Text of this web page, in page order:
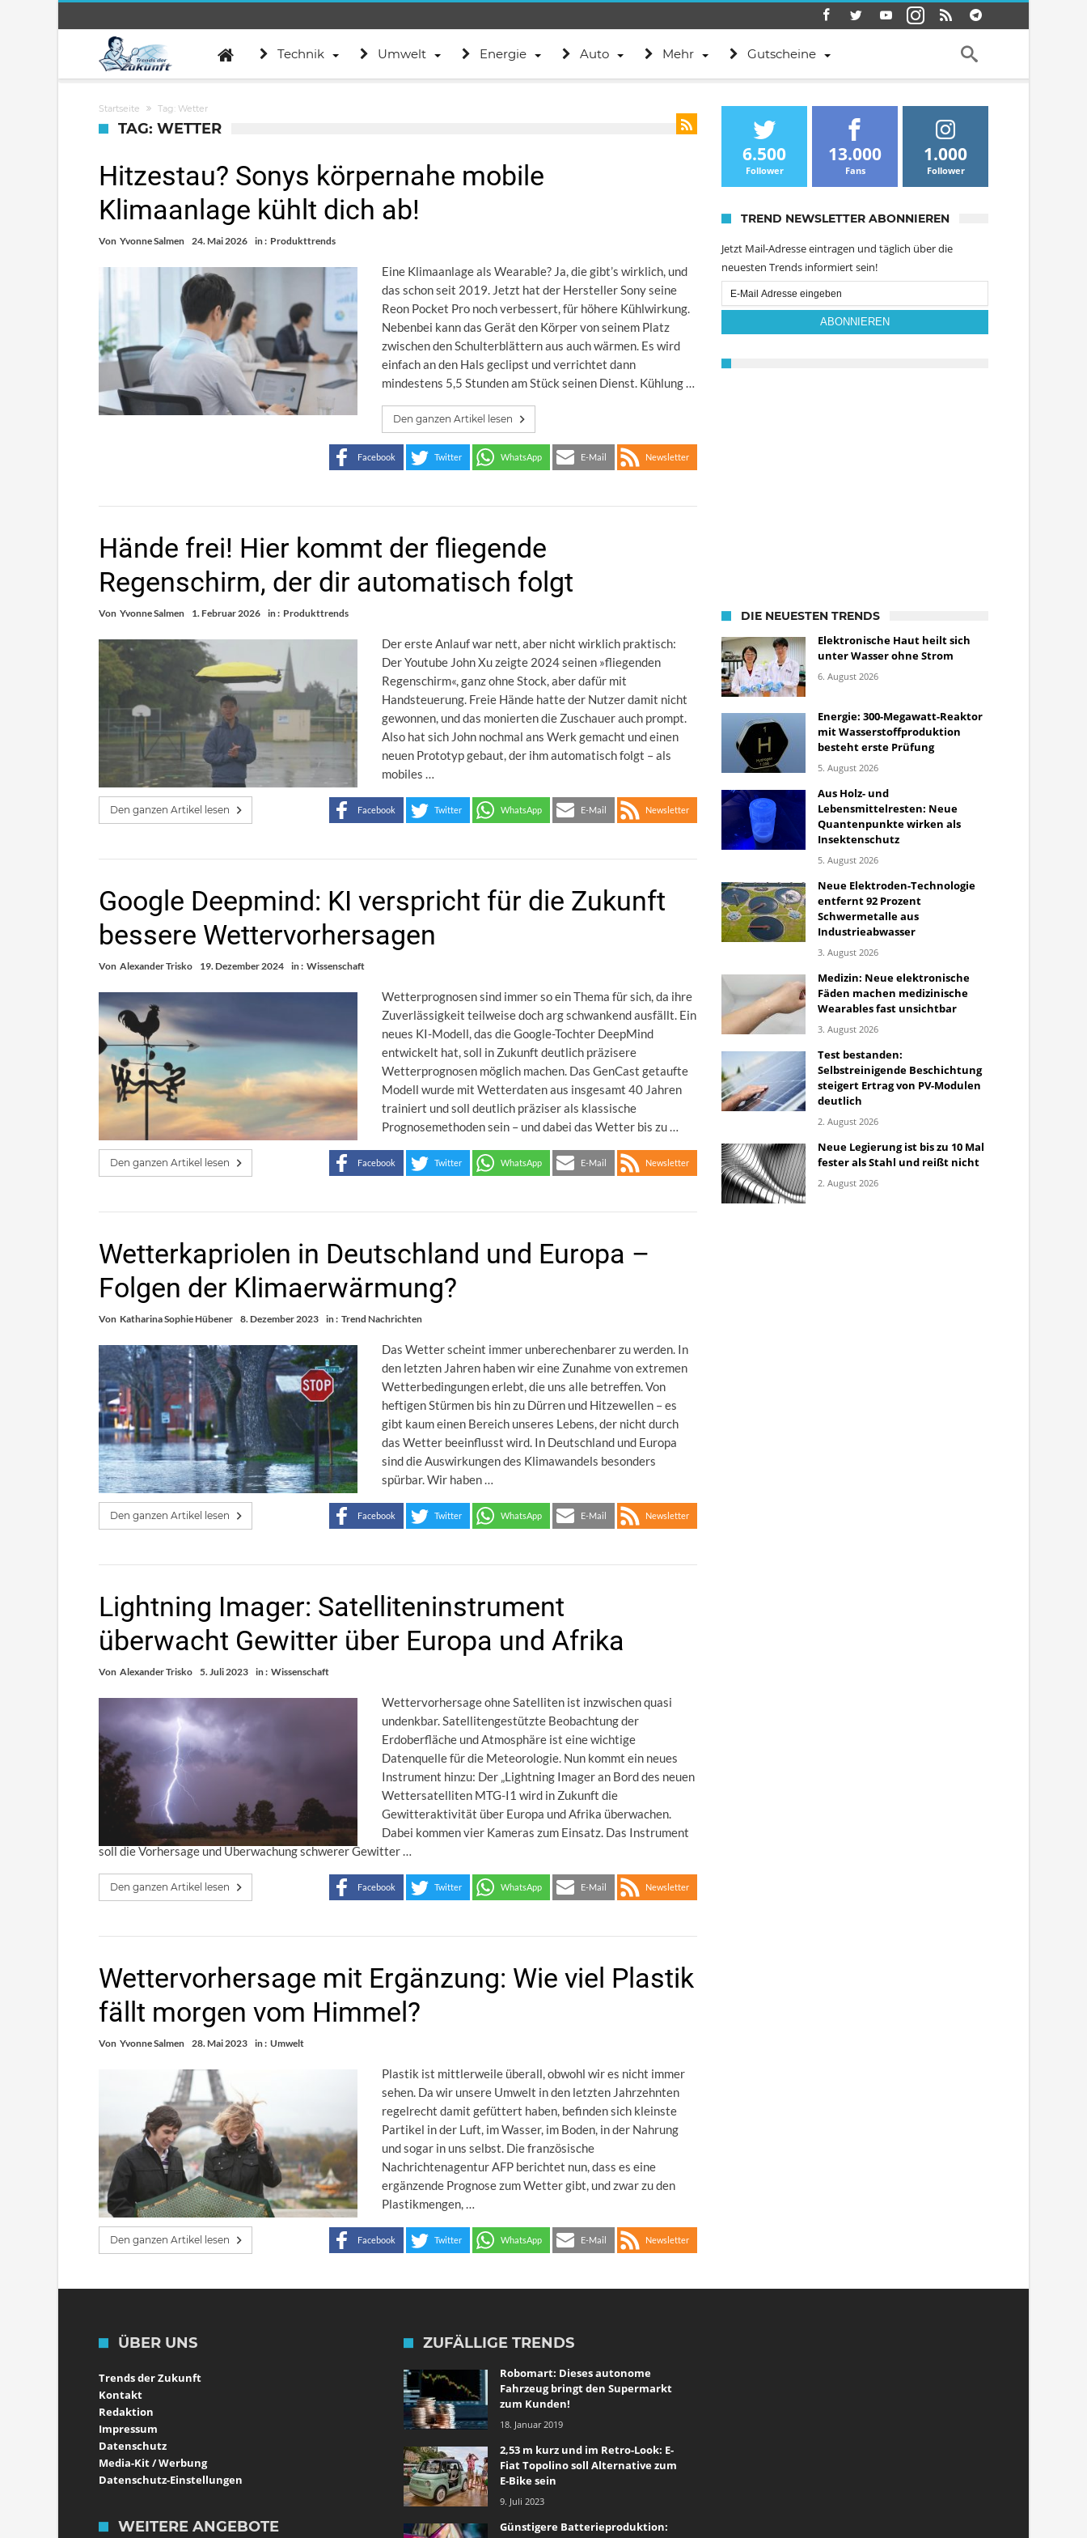
Technik Umwelt Energie Auto Mehr Gutscheine
Startseite Tag: Wetter
TAG: WETTER
Hitzestau? Sonys körpernahe mobile
Klimaanlage kühlt dich ab!
Von Yvonne Salmen 24. Mai 2026 in : Produkttrends
Eine Klimaanlage als Wearable? Ja, die gibt’s wirklich, und
das schon seit 2019. Jetzt hat der Hersteller Sony seine
Reon Pocket Pro noch verbessert, für höhere Kühlwirkung.
Nebenbei kann das Gerät den Körper von seinem Platz
zwischen den Schulterblättern aus auch wärmen. Es wird
einfach an den Hals geclipst und verrichtet dann
mindestens 5,5 Stunden am Stück seinen Dienst. Kühlung …
Den ganzen Artikel lesen
Facebook Twitter WhatsApp E-Mail Newsletter
Hände frei! Hier kommt der fliegende
Regenschirm, der dir automatisch folgt
Von Yvonne Salmen 1. Februar 2026 in : Produkttrends
Der erste Anlauf war nett, aber nicht wirklich praktisch:
Der Youtube John Xu zeigte 2024 seinen »fliegenden
Regenschirm«, ganz ohne Stock, aber dafür mit
Handsteuerung. Freie Hände hatte der Nutzer damit nicht
gewonnen, und das monierten die Zuschauer auch prompt.
Also hat sich John nochmal ans Werk gemacht und einen
neuen Prototyp gebaut, der ihm automatisch folgt – als
mobiles …
Den ganzen Artikel lesen Facebook Twitter WhatsApp E-Mail Newsletter
Google Deepmind: KI verspricht für die Zukunft
bessere Wettervorhersagen
Von Alexander Trisko 19. Dezember 2024 in : Wissenschaft
Wetterprognosen sind immer so ein Thema für sich, da ihre
Zuverlässigkeit teilweise doch arg schwankend ausfällt. Ein
neues KI-Modell, das die Google-Tochter DeepMind
entwickelt hat, soll in Zukunft deutlich präzisere
Wetterprognosen möglich machen. Das GenCast getaufte
Modell wurde mit Wetterdaten aus insgesamt 40 Jahren
trainiert und soll deutlich präziser als klassische
Prognosemethoden sein – und dabei das Wetter bis zu …
Den ganzen Artikel lesen Facebook Twitter WhatsApp E-Mail Newsletter
Wetterkapriolen in Deutschland und Europa –
Folgen der Klimaerwärmung?
Von Katharina Sophie Hübener 8. Dezember 2023 in : Trend Nachrichten
Das Wetter scheint immer unberechenbarer zu werden. In
den letzten Jahren haben wir eine Zunahme von extremen
Wetterbedingungen erlebt, die uns alle betreffen. Von
heftigen Stürmen bis hin zu Dürren und Hitzewellen – es
gibt kaum einen Bereich unseres Lebens, der nicht durch
das Wetter beeinflusst wird. In Deutschland und Europa
sind die Auswirkungen des Klimawandels besonders
spürbar. Wir haben …
Den ganzen Artikel lesen Facebook Twitter WhatsApp E-Mail Newsletter
Lightning Imager: Satelliteninstrument
überwacht Gewitter über Europa und Afrika
Von Alexander Trisko 5. Juli 2023 in : Wissenschaft
Wettervorhersage ohne Satelliten ist inzwischen quasi
undenkbar. Satellitengestützte Beobachtung der
Erdoberfläche und Atmosphäre ist eine wichtige
Datenquelle für die Meteorologie. Nun kommt ein neues
Instrument hinzu: Der „Lightning Imager an Bord des neuen
Wettersatelliten MTG-I1 wird in Zukunft die
Gewitteraktivität über Europa und Afrika überwachen.
Dabei kommen vier Kameras zum Einsatz. Das Instrument
soll die Vorhersage und Überwachung schwerer Gewitter …
Den ganzen Artikel lesen Facebook Twitter WhatsApp E-Mail Newsletter
Wettervorhersage mit Ergänzung: Wie viel Plastik
fällt morgen vom Himmel?
Von Yvonne Salmen 28. Mai 2023 in : Umwelt
Plastik ist mittlerweile überall, obwohl wir es nicht immer
sehen. Da wir unsere Umwelt in den letzten Jahrzehnten
regelrecht damit gefüttert haben, befinden sich kleinste
Partikel in der Luft, im Wasser, im Boden, in der Nahrung
und sogar in uns selbst. Die französische
Nachrichtenagentur AFP berichtet nun, dass es eine
ergänzende Prognose zum Wetter gibt, und zwar zu den
Plastikmengen, …
Den ganzen Artikel lesen Facebook Twitter WhatsApp E-Mail Newsletter
6.500
Follower
13.000
Fans
1.000
Follower
TREND NEWSLETTER ABONNIEREN
Jetzt Mail-Adresse eintragen und täglich über die
neuesten Trends informiert sein!
Email
Subscription
ABONNIEREN
DIE NEUESTEN TRENDS
Elektronische Haut heilt sich
unter Wasser ohne Strom
6. August 2026
Energie: 300-Megawatt-Reaktor
mit Wasserstoffproduktion
besteht erste Prüfung
5. August 2026
Aus Holz- und
Lebensmittelresten: Neue
Quantenpunkte wirken als
Insektenschutz
5. August 2026
Neue Elektroden-Technologie
entfernt 92 Prozent
Schwermetalle aus
Industrieabwasser
3. August 2026
Medizin: Neue elektronische
Fäden machen medizinische
Wearables fast unsichtbar
3. August 2026
Test bestanden:
Selbstreinigende Beschichtung
steigert Ertrag von PV-Modulen
deutlich
2. August 2026
Neue Legierung ist bis zu 10 Mal
fester als Stahl und reißt nicht
2. August 2026
ÜBER UNS
Trends der Zukunft
Kontakt
Redaktion
Impressum
Datenschutz
Media-Kit / Werbung
Datenschutz-Einstellungen
WEITERE ANGEBOTE
ZUFÄLLIGE TRENDS
Robomart: Dieses autonome
Fahrzeug bringt den Supermarkt
zum Kunden!
18. Januar 2019
2,53 m kurz und im Retro-Look: E-
Fiat Topolino soll Alternative zum
E-Bike sein
9. Juli 2023
Günstigere Batterieproduktion: